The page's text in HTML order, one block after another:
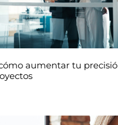
aumentar tu